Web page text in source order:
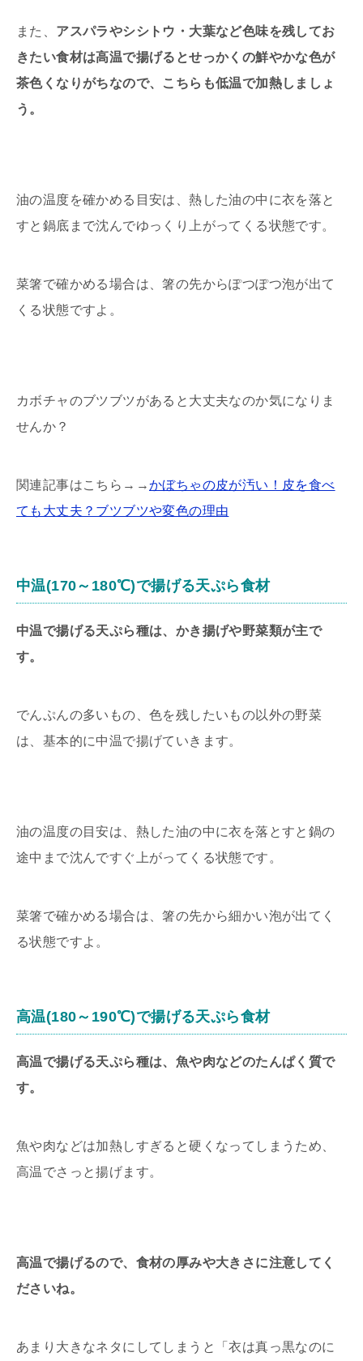
また、 アスパラやシシトウ・大葉など色味を残してお
きたい食材は高温で揚げるとせっかくの鮮やかな色が
茶色くなりがちなので、こちらも低温で加熱しましょ
う。
油の温度を確かめる目安は、熱した油の中に衣を落と
すと鍋底まで沈んでゆっくり上がってくる状態です。
菜箸で確かめる場合は、箸の先からぽつぽつ泡が出て
くる状態ですよ。
カボチャのブツブツがあると大丈夫なのか気になりま
せんか？
関連記事はこちら→→かぼちゃの皮が汚い！皮を食べ
ても大丈夫？ブツブツや変色の理由
中温(170～180℃)で揚げる天ぷら食材
中温で揚げる天ぷら種は、かき揚げや野菜類が主で
す。
でんぷんの多いもの、色を残したいもの以外の野菜
は、基本的に中温で揚げていきます。
油の温度の目安は、熱した油の中に衣を落とすと鍋の
途中まで沈んですぐ上がってくる状態です。
菜箸で確かめる場合は、箸の先から細かい泡が出てく
る状態ですよ。
高温(180～190℃)で揚げる天ぷら食材
高温で揚げる天ぷら種は、魚や肉などのたんぱく質で
す。
魚や肉などは加熱しすぎると硬くなってしまうため、
高温でさっと揚げます。
高温で揚げるので、食材の厚みや大きさに注意してく
ださいね。
あまり大きなネタにしてしまうと「衣は真っ黒なのに